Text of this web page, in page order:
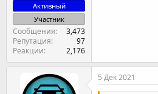
Активный
Участник
Сообщения
3,473
Репутация
97
Реакции
2,176
5 Дек 2021